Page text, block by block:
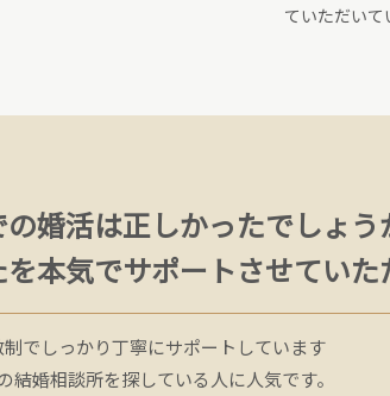
ていただいて
の婚活は正しかったでしょ
本気でサポートさせていた
でしっかり丁寧にサポートしています
婚相談所を探している人に人気です。